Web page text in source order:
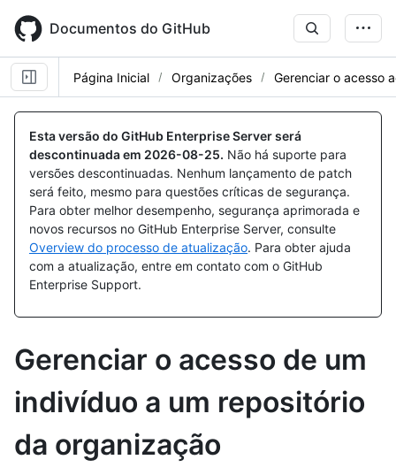
main
content
Documentos do GitHub
Página Inicial Organizações Gerenciar o acesso
Esta versão do GitHub Enterprise Server será
descontinuada em 2026-08-25. Não há suporte para
versões descontinuadas. Nenhum lançamento de patch
será feito, mesmo para questões críticas de segurança.
Para obter melhor desempenho, segurança aprimorada e
novos recursos no GitHub Enterprise Server, consulte
Overview do processo de atualização. Para obter ajuda
com a atualização, entre em contato com o GitHub
Enterprise Support.
Gerenciar o acesso de um
indivíduo a um repositório
da organização